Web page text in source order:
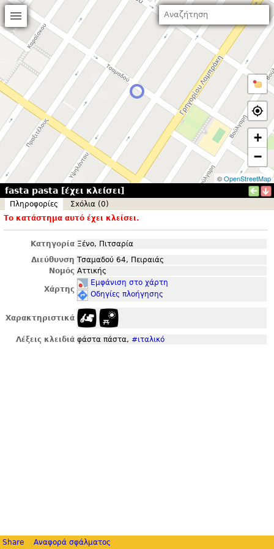
+
−
©OpenStreetMap
fasta pasta [έχει κλείσει]
Πληροφορίες
Σxόλια (0)
Το κατάστημα αυτό έχει κλείσει.
Κατηγορία Ξένο, Πιτσαρία
Διεύθυνση Τσαμαδού 64, Πειραιάς
Νομός Αττικής
Χάρτης
Εμφάνιση στο χάρτη
Οδηγίες πλοήγησης
Χαρακτηριστικά
Λέξεις κλειδιά φάστα πάστα, #ιταλικό
Share Αναφορά σφάλματος